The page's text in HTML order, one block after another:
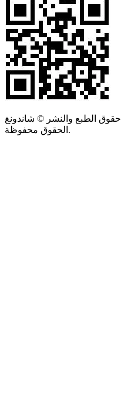
حقوق الطبع والنشر © شاندونغ Lutseepump الصناعة المحدودة. كل
الحقوق محفوظة.